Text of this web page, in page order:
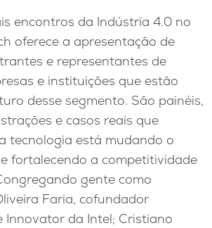
encontros da Indústria 4.0 no
oferece a apresentação de
e representantes de
e instituições que estão
desse segmento. São painéis,
e casos reais que
tecnologia está mudando o
fortalecendo a competitividade
gente como
Faria, cofundador
Innovator da Intel; Cristiano